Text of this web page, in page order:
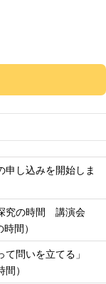
申し込みを開始しま
究の時間 講演会
間）
て問いを立てる」
間）